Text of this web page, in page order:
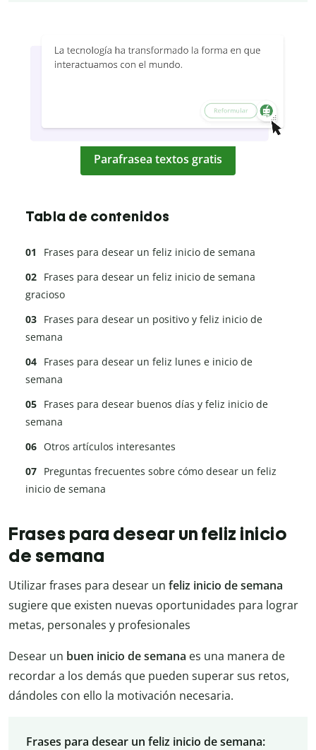
Parafrasea textos gratis
Tabla de contenidos
Frases para desear un feliz inicio de semana
Frases para desear un feliz inicio de semana
gracioso
Frases para desear un positivo y feliz inicio de
semana
Frases para desear un feliz lunes e inicio de
semana
Frases para desear buenos días y feliz inicio de
semana
Otros artículos interesantes
Preguntas frecuentes sobre cómo desear un feliz
inicio de semana
Frases para desear un feliz inicio
de semana
Utilizar frases para desear un feliz inicio de semana
sugiere que existen nuevas oportunidades para lograr
metas, personales y profesionales
Desear un buen inicio de semana es una manera de
recordar a los demás que pueden superar sus retos,
dándoles con ello la motivación necesaria.
Frases para desear un feliz inicio de semana: